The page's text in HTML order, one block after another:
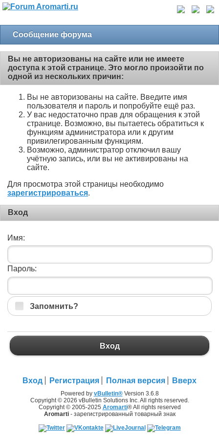
Сообщение форума
Вы не авторизованы на сайте или не имеете
доступа к этой странице. Это могло произойти по
одной из нескольких причин:
Вы не авторизованы на сайте. Введите имя
пользователя и пароль и попробуйте ещё раз.
У вас недостаточно прав для обращения к этой
странице. Возможно, вы пытаетесь обратиться к
функциям администратора или к другим
привилегированным функциям.
Возможно, администратор отключил вашу
учётную запись, или вы не активированы на
сайте.
Для просмотра этой страницы необходимо
зарегистрироваться.
Вход
Имя:
Пароль:
Запомнить?
Вход
Вход Регистрация Полная версия Вверх
Powered by vBulletin®Version 3.6.8
Copyright © 2026 vBulletin Solutions Inc. All rights reserved.
Copyright © 2005-2025 Aromarti® All rights reserved
Aromarti- зарегистрированный товарный знак